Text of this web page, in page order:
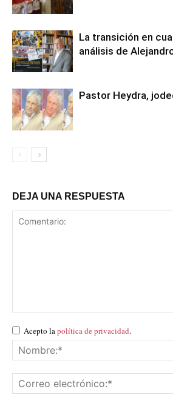
La transición en
análisis de
Pastor Heydra,
DEJA UNA RESPUESTA
Acepto lapolítica de privacidad.